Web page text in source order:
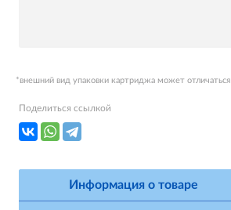
*внешний вид упаковки картриджа может отличаться
Поделиться ссылкой
Информация о товаре